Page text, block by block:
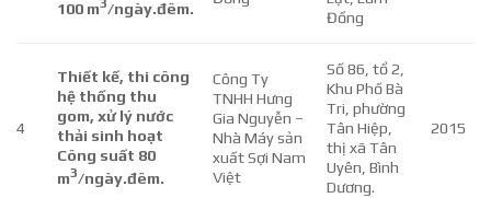
100 m3/ngày.đêm.
Đồng
4
Thiết kế, thi công
hệ thống thu
gom, xử lý nước
thải sinh hoạt
Công suất 80
m3/ngày.đêm.
Công Ty
TNHH Hưng
Gia Nguyễn –
Nhà Máy sản
xuất Sợi Nam
Việt
Số 86, tổ 2,
Khu Phố Bà
Tri, phường
Tân Hiệp,
thị xã Tân
Uyên, Bình
Dương.
2015